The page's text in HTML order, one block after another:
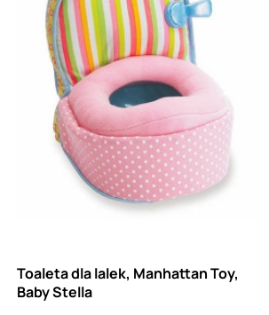
Toaleta dla lalek, Manhattan Toy,
Baby Stella